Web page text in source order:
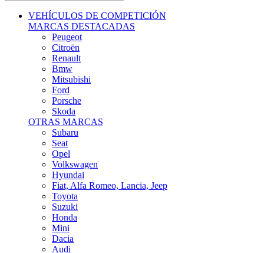
VEHÍCULOS DE COMPETICIÓN
MARCAS DESTACADAS
Peugeot
Citroën
Renault
Bmw
Mitsubishi
Ford
Porsche
Skoda
OTRAS MARCAS
Subaru
Seat
Opel
Volkswagen
Hyundai
Fiat, Alfa Romeo, Lancia, Jeep
Toyota
Suzuki
Honda
Mini
Dacia
Audi